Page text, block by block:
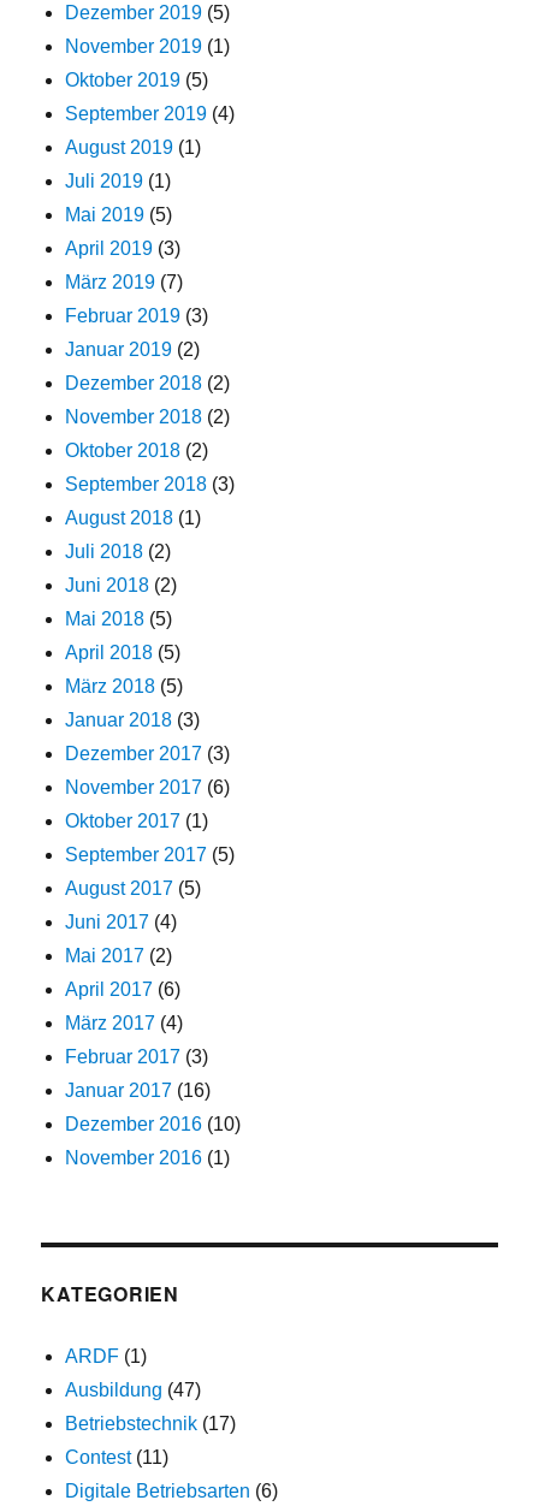
Dezember 2019 (5)
November 2019 (1)
Oktober 2019 (5)
September 2019 (4)
August 2019 (1)
Juli 2019 (1)
Mai 2019 (5)
April 2019 (3)
März 2019 (7)
Februar 2019 (3)
Januar 2019 (2)
Dezember 2018 (2)
November 2018 (2)
Oktober 2018 (2)
September 2018 (3)
August 2018 (1)
Juli 2018 (2)
Juni 2018 (2)
Mai 2018 (5)
April 2018 (5)
März 2018 (5)
Januar 2018 (3)
Dezember 2017 (3)
November 2017 (6)
Oktober 2017 (1)
September 2017 (5)
August 2017 (5)
Juni 2017 (4)
Mai 2017 (2)
April 2017 (6)
März 2017 (4)
Februar 2017 (3)
Januar 2017 (16)
Dezember 2016 (10)
November 2016 (1)
KATEGORIEN
ARDF (1)
Ausbildung (47)
Betriebstechnik (17)
Contest(11)
Digitale Betriebsarten (6)